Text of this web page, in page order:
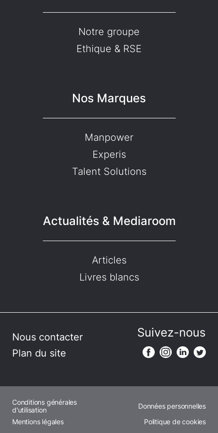
Notre groupe
Ethique & RSE
Nos Marques
Manpower
Experis
Talent Solutions
Actualités & Mediaroom
Articles
Livres blancs
Nous contacter
Plan du site
Suivez-nous
Conditions générales
d'utilisation
Données personnelles
Mentions légales
Politique de cookies